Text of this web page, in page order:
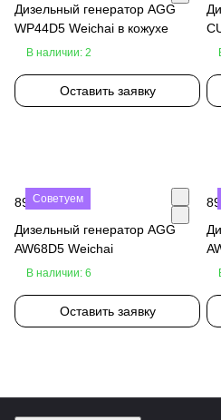
Дизельный генератор AGG
WP44D5 Weichai в кожухе
В наличии: 2
Оставить заявку
Советуем
890 000 ₽
Дизельный генератор AGG
AW68D5 Weichai
В наличии: 6
Оставить заявку